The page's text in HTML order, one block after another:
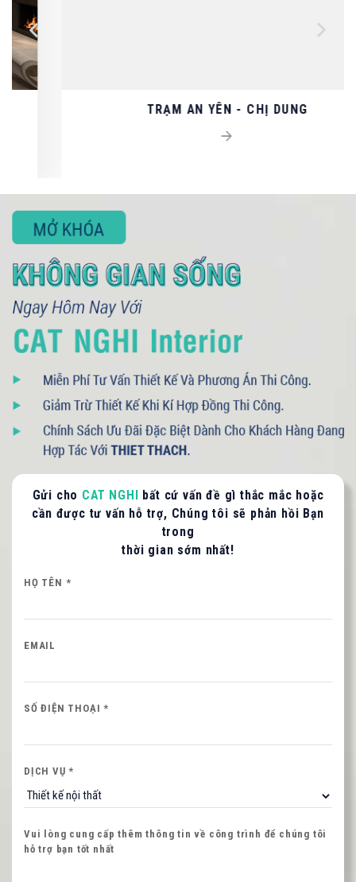
TRẠM AN YÊN - CHỊ DUNG
Gửi cho CAT NGHI bất cứ vấn đề gì thắc mắc hoặc
cần được tư vấn hỗ trợ, Chúng tôi sẽ phản hồi Bạn
trong
thời gian sớm nhất!
HỌ TÊN *
EMAIL
SỐ ĐIỆN THOẠI *
DỊCH VỤ *
Vui lòng cung cấp thêm thông tin về công trình để chúng tôi
hỗ trợ bạn tốt nhất
093 71379 13 - 090 3075 005
LIÊN HỆ TƯ VẤN / BÁO GIÁ
NGHI liên hệ hỗ trợ nhanh nhất.
SỐ ĐIỆN THOẠI *